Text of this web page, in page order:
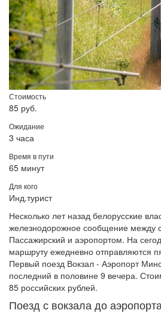
Стоимость
85 руб.
Ожидание
3 часа
Время в пути
65 минут
Для кого
Инд.турист
Несколько лет назад белорусские
железнодорожное сообщение между
Пассажирский и аэропортом. На
маршруту ежедневно отправляются
Первый поезд Вокзал - Аэропорт
последний в половине 9 вечера.
85 российских рублей.
Поезд с вокзала до